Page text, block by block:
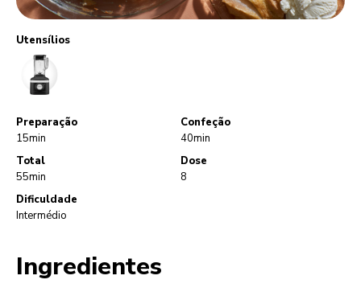
Utensílios
Blender
Preparação
15min
Confeção
40min
Total
55min
Dose
8
Dificuldade
Intermédio
Ingredientes